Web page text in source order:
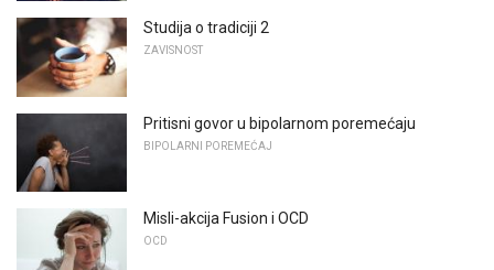
Studija o tradiciji 2
ZAVISNOST
Pritisni govor u bipolarnom poremećaju
BIPOLARNI POREMEĆAJ
Misli-akcija Fusion i OCD
OCD